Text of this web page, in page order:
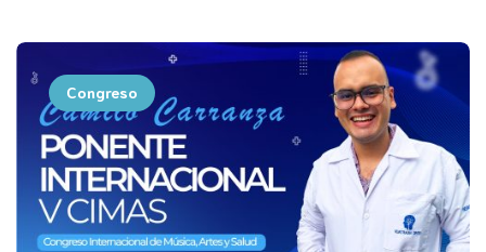
Congreso